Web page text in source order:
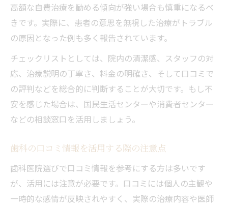
高額な自費治療を勧める傾向が強い場合も慎重になるべ
きです。実際に、患者の意思を無視した治療がトラブル
の原因となった例も多く報告されています。
チェックリストとしては、院内の清潔感、スタッフの対
応、治療説明の丁寧さ、料金の明確さ、そして口コミで
の評判などを総合的に判断することが大切です。もし不
安を感じた場合は、国民生活センターや消費者センター
などの相談窓口を活用しましょう。
歯科の口コミ情報を活用する際の注意点
歯科医院選びで口コミ情報を参考にする方は多いです
が、活用には注意が必要です。口コミには個人の主観や
一時的な感情が反映されやすく、実際の治療内容や医師